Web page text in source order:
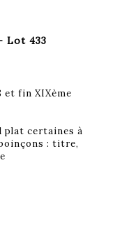
Lot 433
et fin XIXème
plat certaines à
: titre,